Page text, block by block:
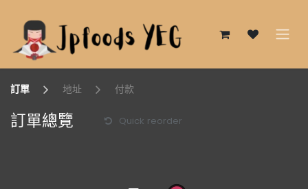
訂單 地址 付款
訂單總覽 Quick reorder